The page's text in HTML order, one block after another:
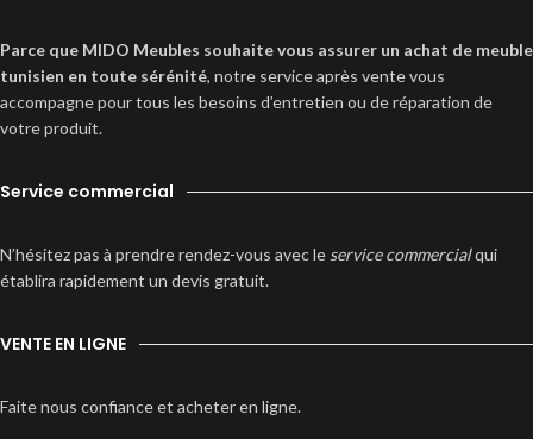
Parce que MIDO Meubles souhaite vous assurer un achat de meuble
tunisien en toute sérénité, notre service après vente vous
accompagne pour tous les besoins d’entretien ou de réparation de
votre produit.
Service commercial
N’hésitez pas à prendre rendez-vous avec le service commercialqui
établira rapidement un devis gratuit.
VENTE EN LIGNE
Faite nous confiance et acheter en ligne.